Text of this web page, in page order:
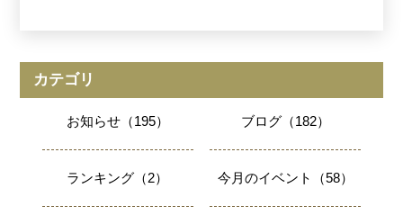
カテゴリ
お知らせ（195） ブログ（182）
ランキング（2） 今月のイベント（58）